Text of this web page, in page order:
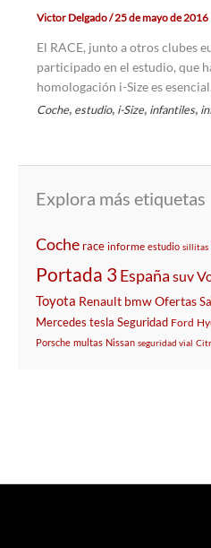
Victor Delgado/25 de mayo de 2016
El RACE, junto a otros clubes
participado en el estudio, que
homologación i-Size es esencial.
Coche, estudio, i-Size, infantiles,
Explora más etiquetas
Coche race informe estudio sillitas
Portada 3España suv
Toyota Renault bmwOfertas
Mercedes tesla Seguridad Ford
Porsche multas Nissan seguridad vial